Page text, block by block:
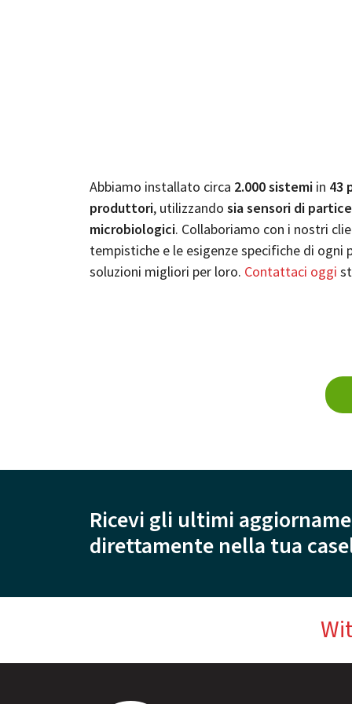
Abbiamo installato circa 2.000 sistemi in 43
produttori, utilizzando sia sensori di
microbiologici. Collaboriamo con i nostri
tempistiche e le esigenze specifiche di
soluzioni migliori per loro. Contattaci oggi
Ricevi gli ultimi
direttamente nella tua